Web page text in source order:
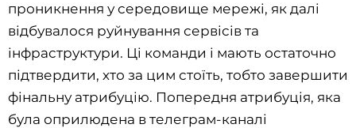
проникнення у середовище мережі, як далі
відбувалося руйнування сервісів та
інфраструктури. Ці команди і мають остаточно
підтвердити, хто за цим стоїть, тобто завершити
фінальну атрибуцію. Попередня атрибуція, яка
була оприлюдена в телеграм-каналі